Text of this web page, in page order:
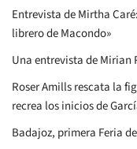
Entrevista de Mirtha
librero de Macondo»
Una entrevista de Mirian
Roser Amills rescata la
recrea los inicios de
Badajoz, primera Feria